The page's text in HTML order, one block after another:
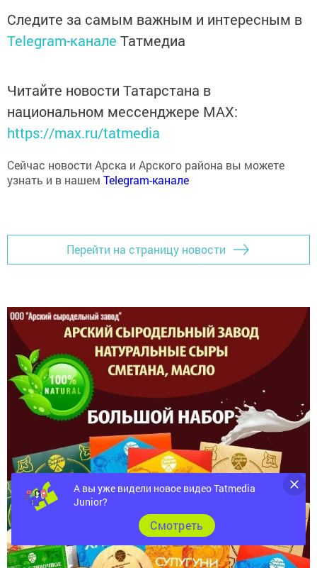
Следите за самым важным и интересным в
Telegram-канале Татмедиа
Читайте новости Татарстана в
национальном мессенджере MАХ:
https://max.ru/tatmedia
Сейчас новости Арска и Арского района вы можете
узнать и в нашемTelegram-канале
Перейти на страницу новости
А вы уже видели новое видео Tatmedia
Junior?
Cмотреть